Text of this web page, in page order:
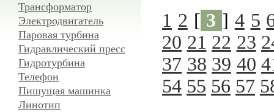
1 2 [ 3 ] 4 5
20 21 22 23
37 38 39 40
54 55 56 57
Трансформатор
Электродвигатель
Паровая турбина
Гидравлический пресс
Гидротурбина
Телефон
Пишущая машинка
Линотип